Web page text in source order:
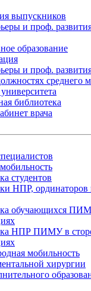
выпускников
и проф.
образование
и проф.
среднего
библиотека
врача
студентов
НПР, ординаторов
обучающихся
НПР ПИМУ в
мобильность
хирургии